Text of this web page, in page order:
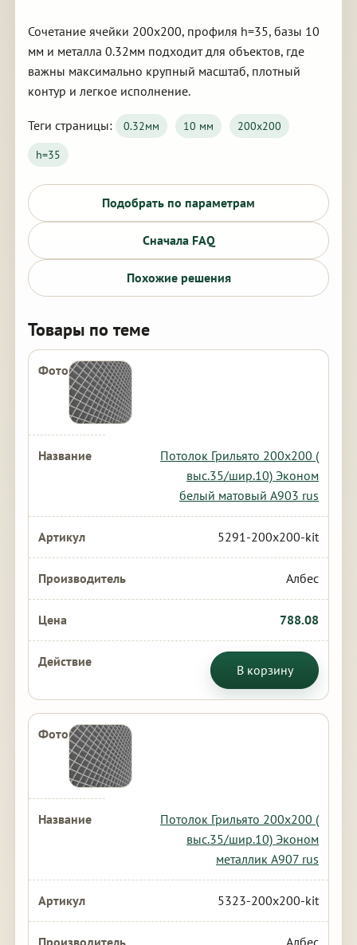
Сочетание ячейки 200х200, профиля h=35, базы 10
мм и металла 0.32мм подходит для объектов, где
важны максимально крупный масштаб, плотный
контур и легкое исполнение.
Теги страницы: 0.32мм 10 мм
200х200
h=35
Подобрать по параметрам
Сначала FAQ
Похожие решения
Товары по теме
Потолок Грильято 200х200 (
выс.35/шир.10) Эконом
белый матовый А903 rus
5291-200x200-kit
Албес
788.08
В корзину
Потолок Грильято 200х200 (
выс.35/шир.10) Эконом
металлик А907 rus
5323-200x200-kit
Албес